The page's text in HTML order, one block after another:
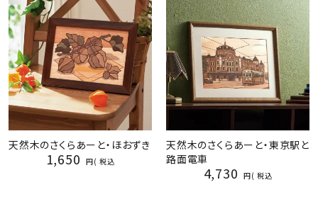
天然木のさくらあーと・ほおずき
1,650 税込
天然木のさくらあーと・東京駅と
路面電車
4,730 税込